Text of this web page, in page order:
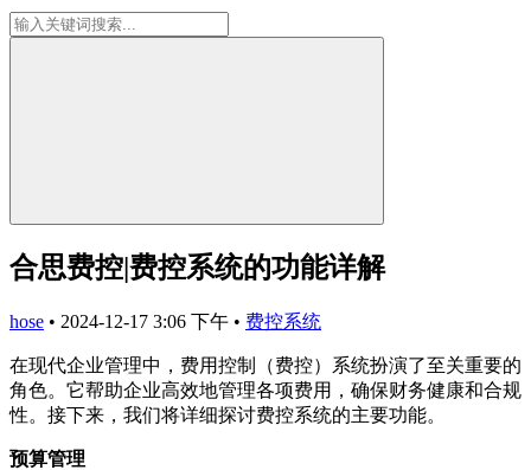
合思费控|费控系统的功能详解
hose • 2024-12-17 3:06 下午 • 费控系统
在现代企业管理中，费用控制（费控）系统扮演了至关重要的
角色。它帮助企业高效地管理各项费用，确保财务健康和合规
性。接下来，我们将详细探讨费控系统的主要功能。
预算管理